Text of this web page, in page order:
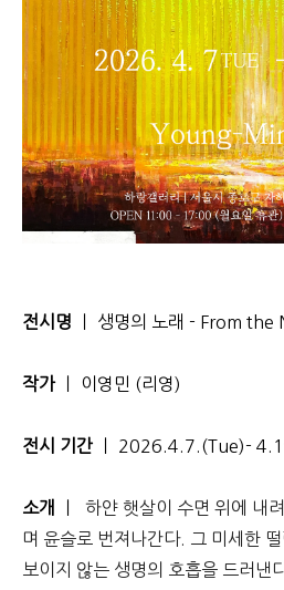
전시명 ㅣ 생명의 노래 - From the
작가ㅣ 이영민 (리영)
전시 기간 ㅣ 2026.4.7.(Tue)-
소개
하얀 햇살이 수면 위에 내
며 윤슬로 번져나간다. 그 미세한
보이지 않는 생명의 호흡을 드러낸